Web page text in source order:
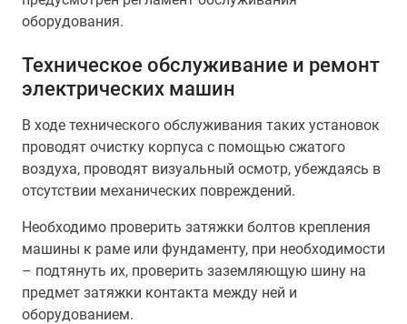
оборудования.
Техническое обслуживание и ремонт
электрических машин
В ходе технического обслуживания таких установок
проводят очистку корпуса с помощью сжатого
воздуха, проводят визуальный осмотр, убеждаясь в
отсутствии механических повреждений.
Необходимо проверить затяжки болтов крепления
машины к раме или фундаменту, при необходимости
– подтянуть их, проверить заземляющую шину на
предмет затяжки контакта между ней и
оборудованием.